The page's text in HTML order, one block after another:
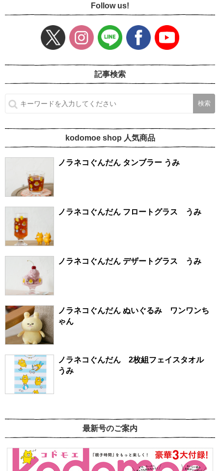
Follow us!
記事検索
kodomoe shop 人気商品
ノラネコぐんだん タンブラー うみ
ノラネコぐんだん フロートグラス うみ
ノラネコぐんだん デザートグラス うみ
ノラネコぐんだん ぬいぐるみ ワンワンち
ゃん
ノラネコぐんだん 2枚組フェイスタオル
うみ
最新号のご案内